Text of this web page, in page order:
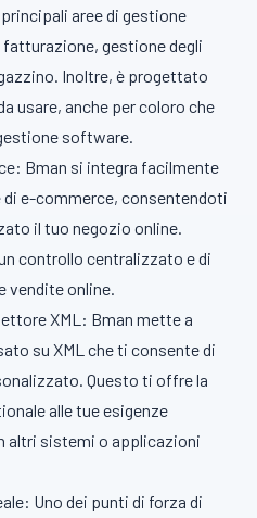
aree di gestione
gestione degli
Inoltre, è progettato
usare, anche per coloro che
software.
Bman si integra facilmente
e-commerce, consentendoti
il tuo negozio online.
controllo centralizzato e di
vendite online.
XML: Bman mette a
su XML che ti consente di
Questo ti offre la
alle tue esigenze
altri sistemi o applicazioni
Uno dei punti di forza di